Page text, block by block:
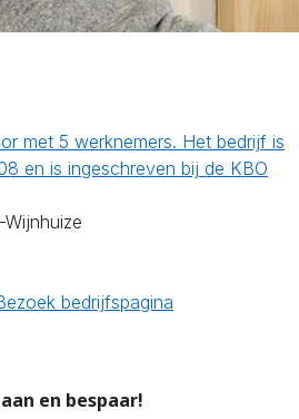
met 5 werknemers. Het bedrijf is
en is ingeschreven bij de KBO
bedrijfspagina
en bespaar!